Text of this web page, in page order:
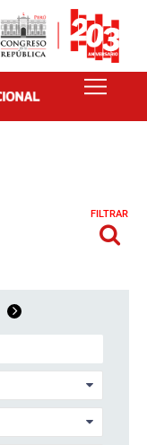
FILTRAR